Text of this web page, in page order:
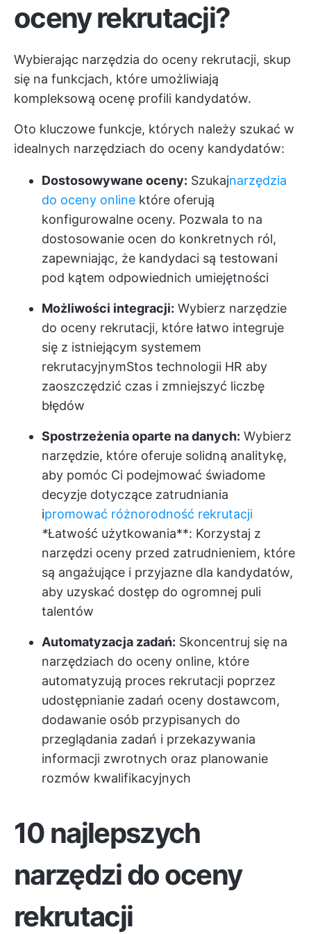
oceny rekrutacji?
Wybierając narzędzia do oceny rekrutacji, skup
się na funkcjach, które umożliwiają
kompleksową ocenę profili kandydatów.
Oto kluczowe funkcje, których należy szukać w
idealnych narzędziach do oceny kandydatów:
Dostosowywane oceny: Szukajnarzędzia
do oceny online które oferują
konfigurowalne oceny. Pozwala to na
dostosowanie ocen do konkretnych ról,
zapewniając, że kandydaci są testowani
pod kątem odpowiednich umiejętności
Możliwości integracji: Wybierz narzędzie
do oceny rekrutacji, które łatwo integruje
się z istniejącym systemem
rekrutacyjnymStos technologii HR aby
zaoszczędzić czas i zmniejszyć liczbę
błędów
Spostrzeżenia oparte na danych: Wybierz
narzędzie, które oferuje solidną analitykę,
aby pomóc Ci podejmować świadome
decyzje dotyczące zatrudniania
ipromować różnorodność rekrutacji
*Łatwość użytkowania**: Korzystaj z
narzędzi oceny przed zatrudnieniem, które
są angażujące i przyjazne dla kandydatów,
aby uzyskać dostęp do ogromnej puli
talentów
Automatyzacja zadań: Skoncentruj się na
narzędziach do oceny online, które
automatyzują proces rekrutacji poprzez
udostępnianie zadań oceny dostawcom,
dodawanie osób przypisanych do
przeglądania zadań i przekazywania
informacji zwrotnych oraz planowanie
rozmów kwalifikacyjnych
10 najlepszych
narzędzi do oceny
rekrutacji